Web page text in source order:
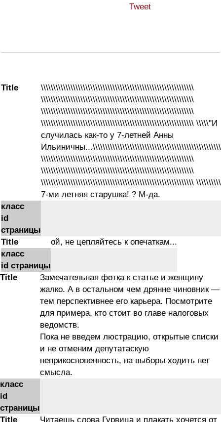
Tweet
Title
\\\\\\\\\\\\\\\\\\\\\\\\\\\\\\\\\\\\\\\\\\\\\\\\\\\\\\\\\\\\\\
\\\\\\\\\\\\\\\\\\\\\\\\\\\\\\\\\\\\\\\\\\\\\\\\\\\\\\\\\\\\\\
\\\\\\\\\\\\\\\\\\\\\\\\\\\\\\\\\\\\\\\\\\\\\\\\\\\\\\\\\\\\\\
\\\\\\\\\\\\\\\\\\\\\\\\\\\\\\\\\\\\\\\\\\\\\\\\\\\\\\\\\\\\\\ \\\\\"И
случилась как-то у 7-летней Анны
\\\\\\\\\\\\\\\\\\\\\\\\\\\\\\\\\\\\\\\\\\\\\\\\\\\\\\\\\\\\\\
\\\\\\\\\\\\\\\\\\\\\\\\\\\\\\\\\\\\\\\\\\\\\\\\\\\\\\\\\\\\\\
\\\\\\\\\\\\\\\\\\\\\\\\\\\\\\\\\\\\\\\\\\\\\\\\\\\\\\\\\\\\\\
7-ми летняя старушка! ? М-да.
класс
id
страницы
Title
ой, не цепляйтесь к опечаткам...
класс
id страницы
Title
Замечательная фотка к статье и женщину
жалко. А в остальном чем дрянне чиновник —
тем перспективнее его карьера. Посмотрите
для примера, кто стоит во главе налоговых
ведомств.
Пока не введем люстрацию, открытые списки
и не отменим депутатаскую
неприкосновенность, на выборы ходить нет
смысла.
класс
id
страницы
Title
Читаешь слова Гурвица и плакать хочется от